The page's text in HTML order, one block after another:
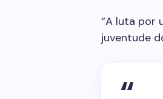
“A luta por
juventude